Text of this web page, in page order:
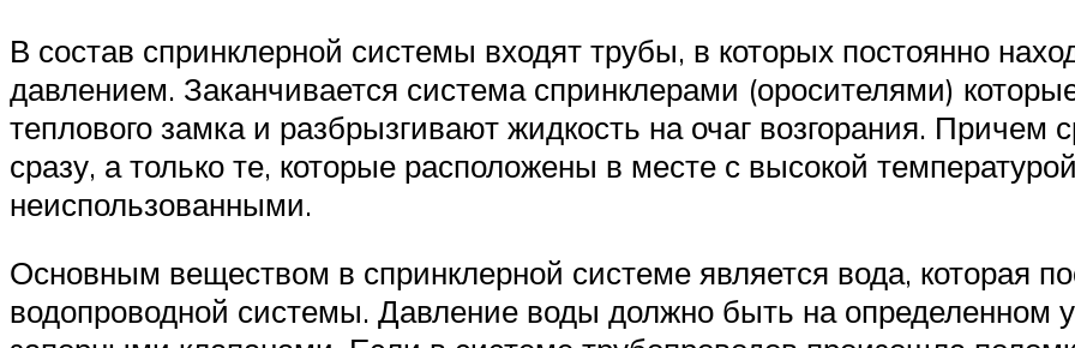
В состав спринклерной системы входят трубы, в которых постоянно
давлением. Заканчивается система спринклерами (оросителями)
теплового замка и разбрызгивают жидкость на очаг возгорания. Причем
сразу, а только те, которые расположены в месте с высокой
неиспользованными.
Основным веществом в спринклерной системе является вода, которая
водопроводной системы. Давление воды должно быть на определенном